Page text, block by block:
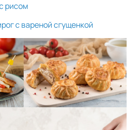
рисом
с вареной сгущенкой